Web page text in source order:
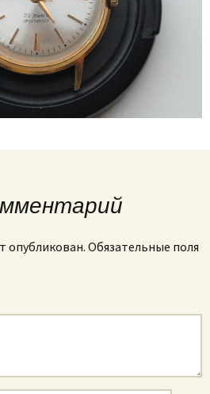
опубликован. Обязательные поля